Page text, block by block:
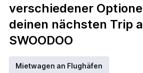
verschiedener
deinen nächsten Trip
SWOODOO
Mietwagen an Flughäfen